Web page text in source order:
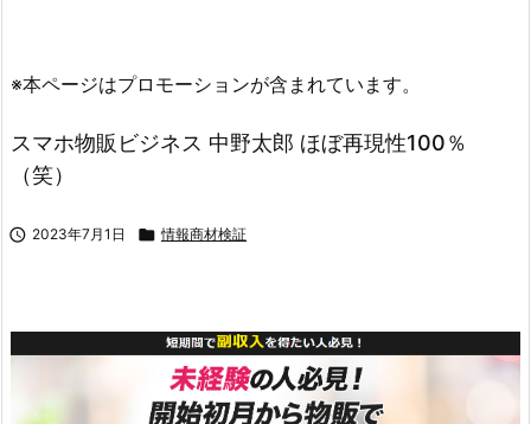
※本ページはプロモーションが含まれています。
スマホ物販ビジネス 中野太郎 ほぼ再現性100％
（笑）
 2023年7月1日  情報商材検証